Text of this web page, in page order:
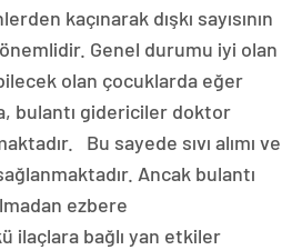
kaçınarak dışkı sayısının
Genel durumu iyi olan
olan çocuklarda eğer
bulantı gidericiler doktor
Bu sayede sıvı alımı ve
Ancak bulantı
ezbere
ilaçlara bağlı yan etkiler